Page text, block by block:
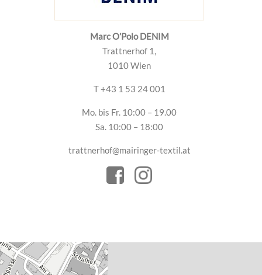
Marc O’Polo DENIM
Trattnerhof 1,
1010 Wien
T +43 1 53 24 001
Mo. bis Fr. 10:00 – 19.00
Sa. 10:00 – 18:00
trattnerhof@mairinger-textil.at